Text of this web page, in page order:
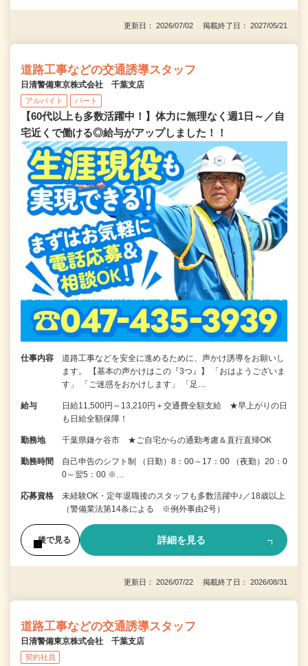
更新日： 2026/07/02 掲載終了日： 2027/05/21
道路工事などの交通誘導スタッフ
日清警備東京株式会社 千葉支店
アルバイト パート
【60代以上も多数活躍中！】体力に無理なく週1日～／自
宅近くで働ける◎給与がアップしました！！
仕事内容
道路工事などを安全に進めるために、声かけ誘導をお願いし
ます。 【基本の声かけはこの『3つ』】 「おはようございま
す」 「ご迷惑をおかけします」 「足…
給与
日給11,500円～13,210円＋交通費全額支給 ★早上がりの日
も日給全額保障！
勤務地 千葉県鎌ケ谷市 ★ご自宅からの通勤考慮＆直行直帰OK
勤務時間
自己申告のシフト制 （日勤）8：00～17：00 （夜勤）20：0
0～翌5：00 ※…
応募資格
未経験OK・定年退職後のスタッフも多数活躍中♪／18歳以上
（警備業法第14条による ※例外事由2号）
後で見る 詳細を見る
更新日： 2026/07/22 掲載終了日： 2026/08/31
道路工事などの交通誘導スタッフ
日清警備東京株式会社 千葉支店
契約社員